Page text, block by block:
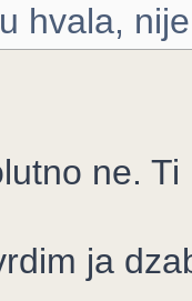
hvala,
ne.
ja